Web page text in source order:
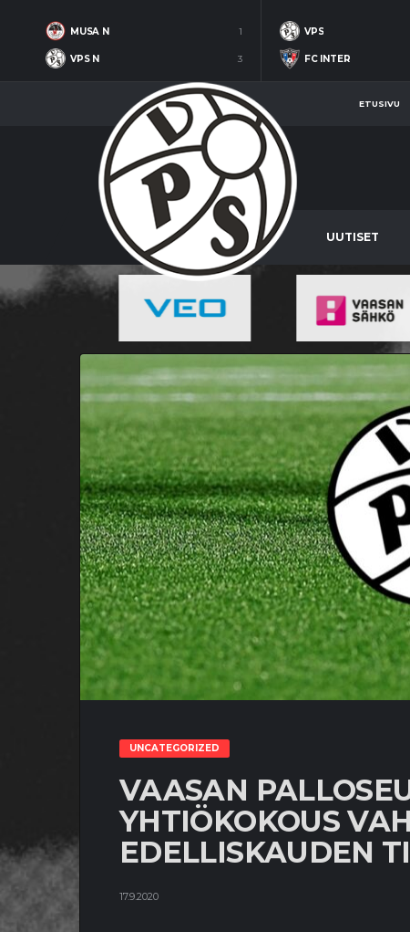
MUSA N 1
VPS N 3
VPS
FC INTER
ETUSIVU
UUTISET
UNCATEGORIZED
VAASAN
YHTIÖKOKOUS
EDELLISKAUDEN
17.9.2020